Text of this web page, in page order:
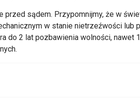
przed sądem. Przypomnijmy, że w
w stanie nietrzeźwości lub
do 2 lat pozbawienia wolności, nawet